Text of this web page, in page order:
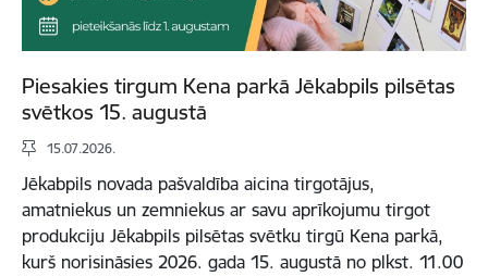
Piesakies tirgum Kena parkā Jēkabpils pilsētas
svētkos 15. augustā
15.07.2026.
Jēkabpils novada pašvaldība aicina tirgotājus,
amatniekus un zemniekus ar savu aprīkojumu tirgot
produkciju Jēkabpils pilsētas svētku tirgū Kena parkā,
kurš norisināsies 2026. gada 15. augustā no plkst. 11.00